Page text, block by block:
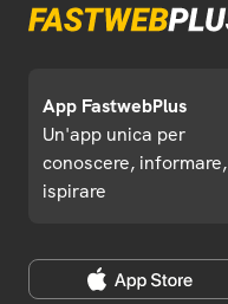
App FastwebPlus
Un'app unica per
conoscere, informare,
ispirare